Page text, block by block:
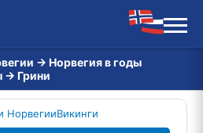
→ Норвегия в годы
→ Грини
НорвегииВикинги